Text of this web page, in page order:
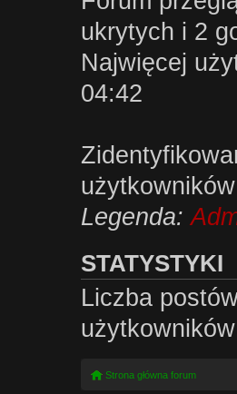
ukrytych i 2
Najwięcej
04:42
użytkowników
Legenda:
STATYSTYKI
Liczba
Strona główna forum